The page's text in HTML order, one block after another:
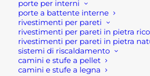
porte per interni
porte a battente interne
rivestimenti per pareti
rivestimenti per pareti in pietra
rivestimenti per pareti in pietra
sistemi di riscaldamento
camini e stufe a pellet
camini e stufe a legna
nella sicurezza dei lavoratori.
L'ambiente di lavoro, il fango, i
chimici o gli agenti corrosivi
condizioni stesse del luogo di
fattori determinanti per